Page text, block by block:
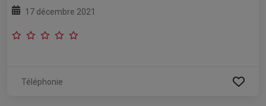
17 décembre 2021
Téléphonie